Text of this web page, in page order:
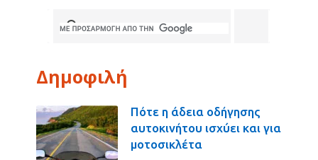
Δημοφιλή
Πότε η άδεια οδήγησης
αυτοκινήτου ισχύει και για
μοτοσικλέτα